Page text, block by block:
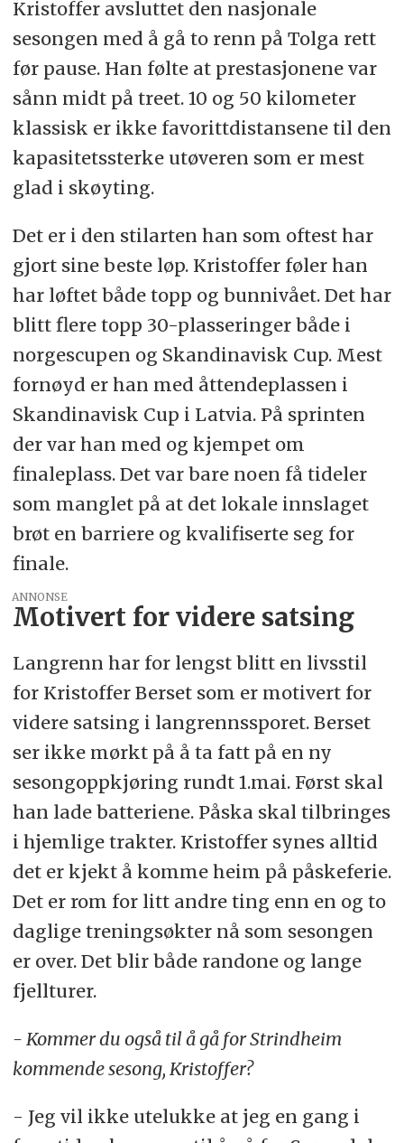
Kristoffer avsluttet den nasjonale
sesongen med å gå to renn på Tolga rett
før pause. Han følte at prestasjonene var
sånn midt på treet. 10 og 50 kilometer
klassisk er ikke favorittdistansene til den
kapasitetssterke utøveren som er mest
glad i skøyting.
Det er i den stilarten han som oftest har
gjort sine beste løp. Kristoffer føler han
har løftet både topp og bunnivået. Det har
blitt flere topp 30-plasseringer både i
norgescupen og Skandinavisk Cup. Mest
fornøyd er han med åttendeplassen i
Skandinavisk Cup i Latvia. På sprinten
der var han med og kjempet om
finaleplass. Det var bare noen få tideler
som manglet på at det lokale innslaget
brøt en barriere og kvalifiserte seg for
finale.
ANNONSE
Motivert for videre satsing
Langrenn har for lengst blitt en livsstil
for Kristoffer Berset som er motivert for
videre satsing i langrennssporet. Berset
ser ikke mørkt på å ta fatt på en ny
sesongoppkjøring rundt 1.mai. Først skal
han lade batteriene. Påska skal tilbringes
i hjemlige trakter. Kristoffer synes alltid
det er kjekt å komme heim på påskeferie.
Det er rom for litt andre ting enn en og to
daglige treningsøkter nå som sesongen
er over. Det blir både randone og lange
fjellturer.
- Kommer du også til å gå for Strindheim
kommende sesong, Kristoffer?
- Jeg vil ikke utelukke at jeg en gang i